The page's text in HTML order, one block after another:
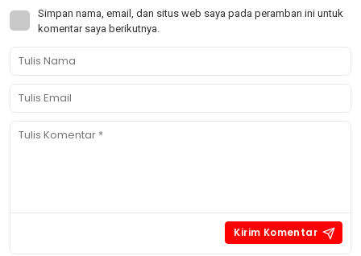
Simpan nama, email, dan situs web saya pada peramban ini untuk
komentar saya berikutnya.